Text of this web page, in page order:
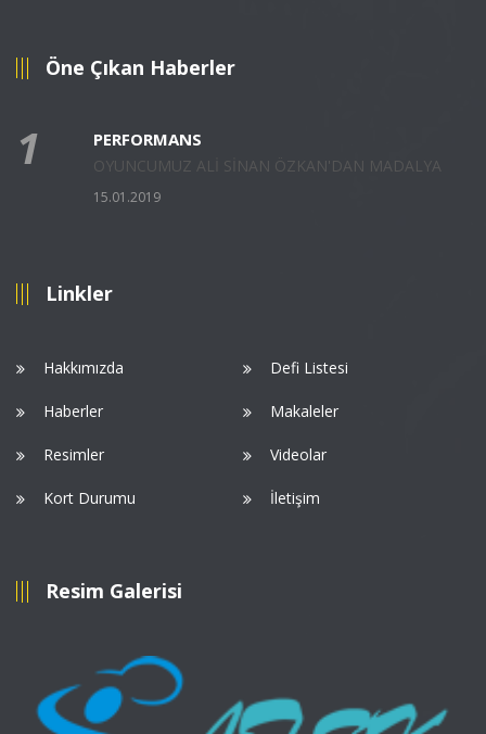
Öne Çıkan Haberler
1 PERFORMANS
OYUNCUMUZ ALİ SİNAN ÖZKAN'DAN MADALYA
15.01.2019
Linkler
Hakkımızda Defi Listesi
Haberler Makaleler
Resimler Videolar
Kort Durumu İletişim
Resim Galerisi